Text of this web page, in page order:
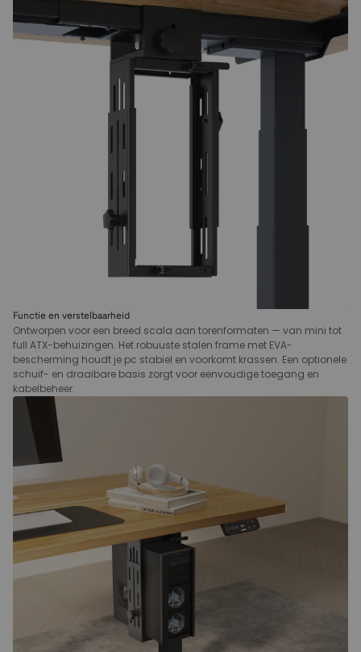
Functie en verstelbaarheid
Ontworpen voor een breed scala aan torenformaten — van mini tot
full ATX-behuizingen. Het robuuste stalen frame met EVA-
bescherming houdt je pc stabiel en voorkomt krassen. Een optionele
schuif- en draaibare basis zorgt voor eenvoudige toegang en
kabelbeheer.